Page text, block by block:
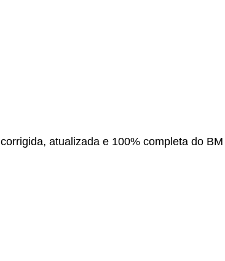
atualizada e 100% completa do BM